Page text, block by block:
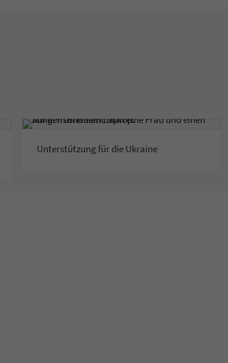
Unterstützung für die Ukraine